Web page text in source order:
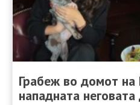
Грабеж во домот на
нападната неговата